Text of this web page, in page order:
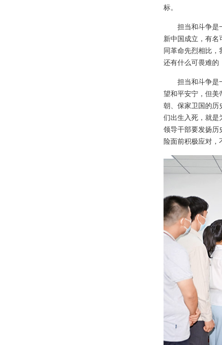
标。
担当和斗争是
新中国成立，有名
同革命先烈相比
还有什么可畏难的
担当和斗争是
望和平安宁，但美
朝、保家卫国的历
们出生入死，就是
领导干部要发扬历
险面前积极应对，